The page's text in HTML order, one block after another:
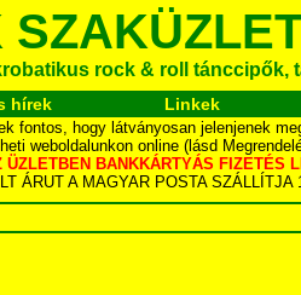
rock & roll tánccipők,
hírek Linkek
fontos, hogy látványosan jelenjenek
weboldalunkon online (lásd
BANKKÁRTYÁS FIZETÉS
ÁRUT A MAGYAR POSTA SZÁLLÍTJA